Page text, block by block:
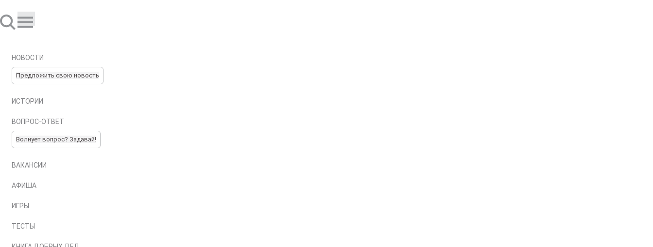
НОВОСТИ
Предложить свою новость
ИСТОРИИ
ВОПРОС-ОТВЕТ
Волнует вопрос? Задавай!
ВАКАНСИИ
АФИША
ИГРЫ
ТЕСТЫ